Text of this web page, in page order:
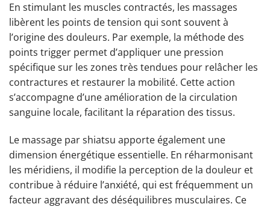
En stimulant les muscles contractés, les massages
libèrent les points de tension qui sont souvent à
l’origine des douleurs. Par exemple, la méthode des
points trigger permet d’appliquer une pression
spécifique sur les zones très tendues pour relâcher les
contractures et restaurer la mobilité. Cette action
s’accompagne d’une amélioration de la circulation
sanguine locale, facilitant la réparation des tissus.
Le massage par shiatsu apporte également une
dimension énergétique essentielle. En réharmonisant
les méridiens, il modifie la perception de la douleur et
contribue à réduire l’anxiété, qui est fréquemment un
facteur aggravant des déséquilibres musculaires. Ce